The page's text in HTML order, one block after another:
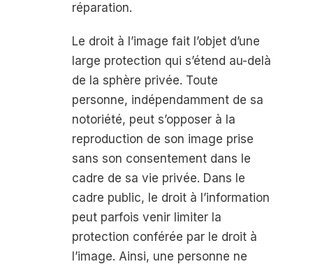
réparation.
Le droit à l’image fait l’objet d’une
large protection qui s’étend au-delà
de la sphère privée. Toute
personne, indépendamment de sa
notoriété, peut s’opposer à la
reproduction de son image prise
sans son consentement dans le
cadre de sa vie privée. Dans le
cadre public, le droit à l’information
peut parfois venir limiter la
protection conférée par le droit à
l’image. Ainsi, une personne ne